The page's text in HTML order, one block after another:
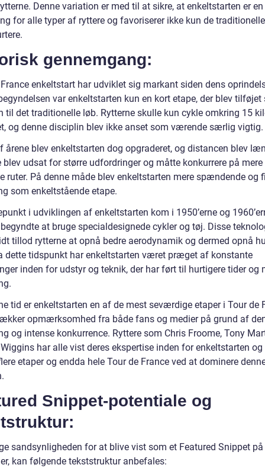
Denne variation er med til at sikre, at enkeltstarten er en
for alle typer af ryttere og favoriserer ikke kun de
gennemgang:
enkeltstart har udviklet sig markant siden dens
var enkeltstarten kun en kort etape, der blev tilføjet
til det traditionelle løb. Rytterne skulle kun cykle omkring 15
og denne disciplin blev ikke anset som værende særlig vigtig.
årene blev enkeltstarten dog opgraderet, og distancen blev
blev udsat for større udfordringer og måtte konkurrere på mere
ruter. På denne måde blev enkeltstarten mere spændende og
som enkeltstående etape.
i udviklingen af enkeltstarten kom i 1950’erne og
at bruge specialdesignede cykler og tøj. Disse
tillod rytterne at opnå bedre aerodynamik og dermed opnå
dette tidspunkt har enkeltstarten været præget af konstante
inden for udstyr og teknik, der har ført til hurtigere tider og
tid er enkeltstarten en af de mest seværdige etaper i Tour de
opmærksomhed fra både fans og medier på grund af
og intense konkurrence. Ryttere som Chris Froome, Tony
har alle vist deres ekspertise inden for enkeltstarten og
etaper og endda hele Tour de France ved at dominere
Snippet-potentiale og
sandsynligheden for at blive vist som et Featured Snippet på
kan følgende tekststruktur anbefales: